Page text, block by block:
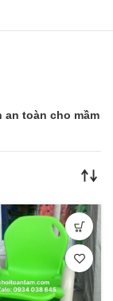
an toàn cho mầm